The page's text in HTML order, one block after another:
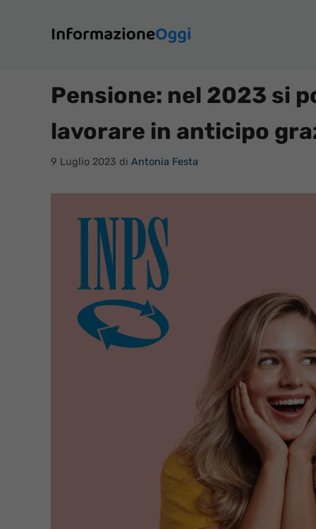
contenuto
Pensione: nel 2023 si
lavorare in anticipo
9 Luglio 2023 di Antonia Festa